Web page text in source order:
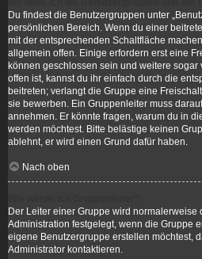
Du findest die Benutzergruppen unter
persönlichen Bereich. Wenn du einer
mit der entsprechenden Schaltfläche
allgemein offen. Einige erfordern erst eine
können geschlossen sein und weitere sogar
offen ist, kannst du ihr einfach durch die
beitreten; verlangt die Gruppe eine
sie bewerben. Ein Gruppenleiter muss
annehmen. Er könnte fragen, warum du in
werden möchtest. Bitte belästige keinen
ablehnt, er wird einen Grund dafür haben.
Nach oben
Der Leiter einer Gruppe wird normalerweise
Administration festgelegt, wenn die Gruppe
eigene Benutzergruppe erstellen möchtest,
Administrator kontaktieren.